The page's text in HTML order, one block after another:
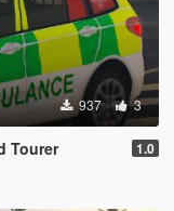
937 3
Tourer 1.0